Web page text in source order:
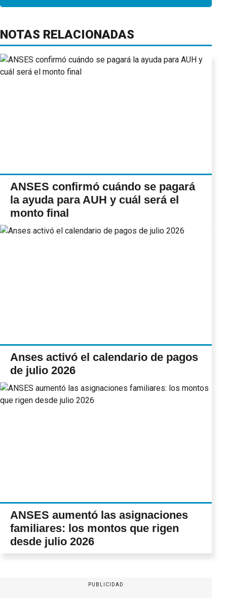
NOTAS RELACIONADAS
ANSES confirmó cuándo se pagará
la ayuda para AUH y cuál será el
monto final
Anses activó el calendario de pagos
de julio 2026
ANSES aumentó las asignaciones
familiares: los montos que rigen
desde julio 2026
PUBLICIDAD